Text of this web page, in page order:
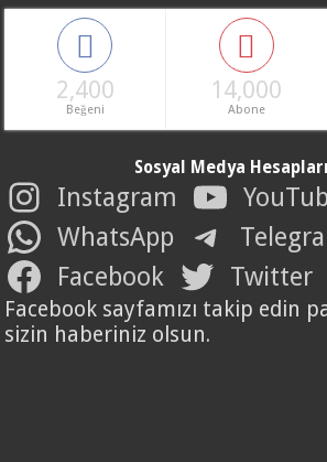
2,400
Beğeni
14,000
Abone
Sosyal Medya
Instagram
WhatsApp
Facebook
Twitter
Facebook sayfamızı takip edin
sizin haberiniz olsun.